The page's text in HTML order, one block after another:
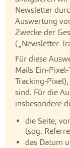
Newsletter
Auswertung
Zwecke der
(„Newsletter-
Für diese
Mails Ein-
Tracking-
sind. Für die
insbesondere
die Seite,
(sog.
das Datum